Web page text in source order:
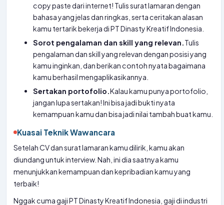
copy paste dari internet! Tulis surat lamaran dengan
bahasa yang jelas dan ringkas, serta ceritakan alasan
kamu tertarik bekerja di PT Dinasty Kreatif Indonesia.
Sorot pengalaman dan skill yang relevan.Tulis
pengalaman dan skill yang relevan dengan posisi yang
kamu inginkan, dan berikan contoh nyata bagaimana
kamu berhasil mengaplikasikannya.
Sertakan portofolio.Kalau kamu punya portofolio,
jangan lupa sertakan! Ini bisa jadi bukti nyata
kemampuan kamu dan bisa jadi nilai tambah buat kamu.
Kuasai Teknik Wawancara
Setelah CV dan surat lamaran kamu dilirik, kamu akan
diundang untuk interview. Nah, ini dia saatnya kamu
menunjukkan kemampuan dan kepribadian kamu yang
terbaik!
Nggak cuma gaji PT Dinasty Kreatif Indonesia, gaji di industri